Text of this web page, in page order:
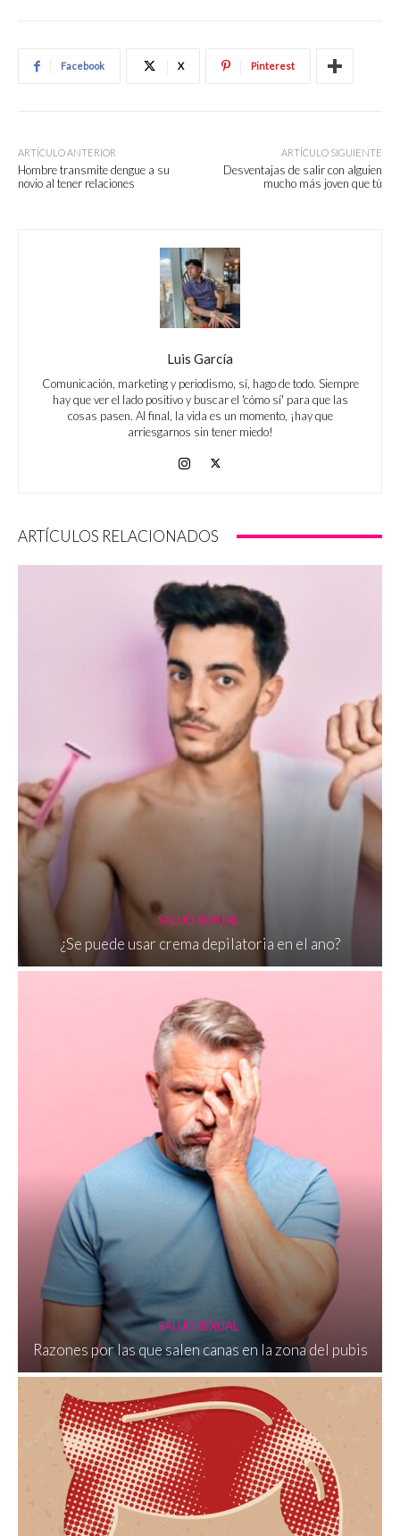
Facebook X Pinterest
ARTÍCULO ANTERIOR
Hombre transmite dengue a su
novio al tener relaciones
ARTÍCULO SIGUIENTE
Desventajas de salir con alguien
mucho más joven que tú
Luis García
Comunicación, marketing y periodismo, sí, hago de todo. Siempre
hay que ver el lado positivo y buscar el 'cómo sí' para que las
cosas pasen. Al final, la vida es un momento, ¡hay que
arriesgarnos sin tener miedo!
ARTÍCULOS RELACIONADOS
SALUD SEXUAL
¿Se puede usar crema depilatoria en el ano?
SALUD SEXUAL
Razones por las que salen canas en la zona del pubis